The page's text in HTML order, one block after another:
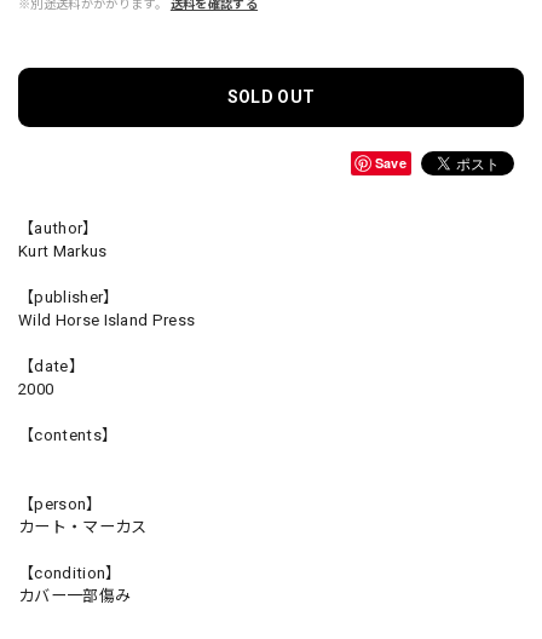
※別途送料がかかります。 送料を確認する
SOLD OUT
Save
【author】
Kurt Markus
【publisher】
Wild Horse Island Press
【date】
2000
【contents】
【person】
カート・マーカス
【condition】
カバー一部傷み